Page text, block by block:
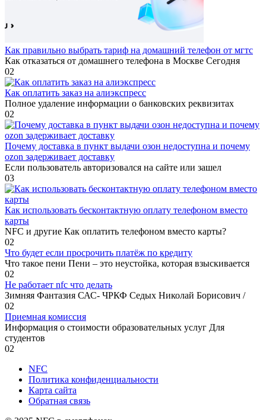
Как правильно выбрать тариф на домашний телефон от мгтс
Как отказаться от домашнего телефона в Москве Сегодня
02
Как оплатить заказ на алиэкспресс
Полное удаление информации о банковских реквизитах
02
Почему доставка в пункт выдачи озон недоступна и почему
ozon задерживает доставку
Если пользователь авторизовался на сайте или зашел
03
Как использовать бесконтактную оплату телефоном вместо
карты
NFC и другие Как оплатить телефоном вместо карты?
02
Что будет если просрочить платёж по кредиту
Что такое пени Пени – это неустойка, которая взыскивается
02
Не работает nfc что делать
Зимняя Фантазия САС- ЧРКФ Седых Николай Борисович /
02
Приемная комиссия
Информация о стоимости образовательных услуг Для
студентов
02
NFC
Политика конфиденциальности
Карта сайта
Обратная связь